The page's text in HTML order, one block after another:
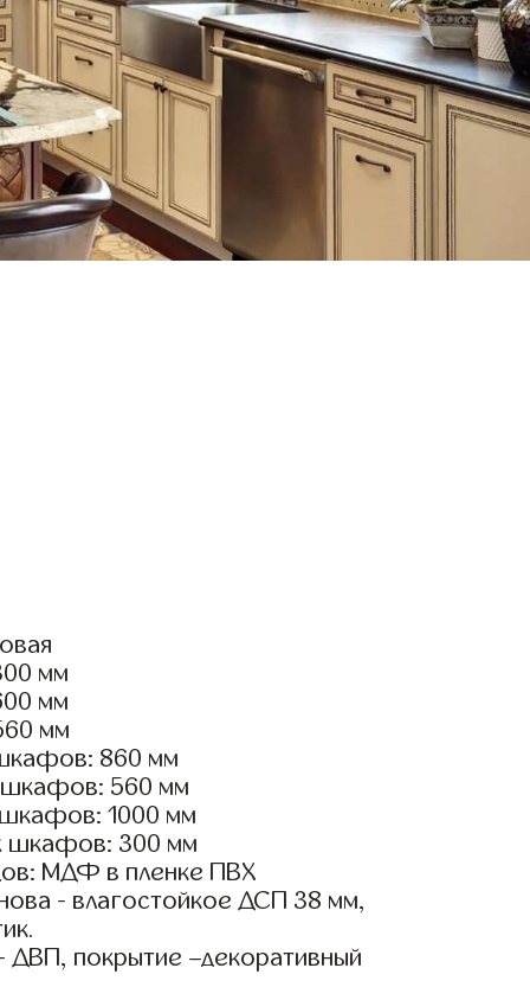
мм
мм
мм
860 мм
шкафов: 560 мм
1000 мм
шкафов: 300 мм
МДФ в пленке ПВХ
- влагостойкое ДСП 38 мм,
покрытие –декоративный